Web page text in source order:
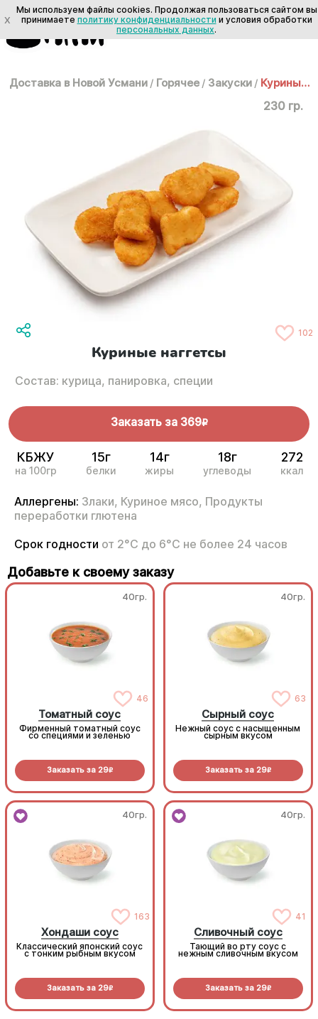
Доставка в Новой Усмани / Горячее / Закуски / Куриные наггетсы
230 гр.
102
Куриные наггетсы
Состав: курица, панировка, специи
Заказать за 369R
КБЖУ
на 100гр
15г
белки
14г
жиры
18г
углеводы
272
ккал
Аллергены: Злаки, Куриное мясо, Продукты
переработки глютена
Срок годности от 2°С до 6°С не более 24 часов
Добавьте к своему заказу
40гр.
46
Томатный соус
Фирменный томатный соус
со специями и зеленью
Заказать за 29R
40гр.
63
Сырный соус
Нежный соус с насыщенным
сырным вкусом
Заказать за 29R
40гр.
163
Хондаши соус
Классический японский соус
с тонким рыбным вкусом
Заказать за 29R
40гр.
41
Сливочный соус
Тающий во рту соус с
нежным сливочным вкусом
Заказать за 29R
X
Мы используем файлы cookies. Продолжая пользоваться сайтом вы
принимаете политику конфиденциальности и условия обработки
персональных данных.